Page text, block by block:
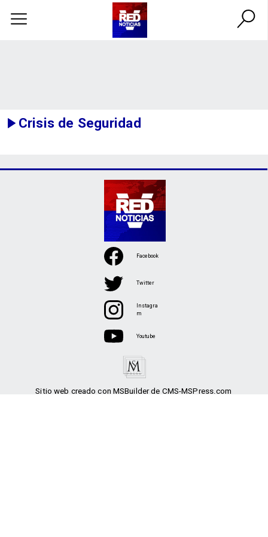
Crisis de Seguridad
Sitio web creado con MSBuilder de CMS-MSPress.com
Facebook
Twitter
Instagra
m
Youtube